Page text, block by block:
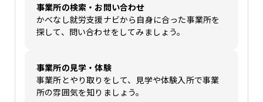
事業所の検索・お問い合わせ
かべなし就労支援ナビから自身に合った事業所を
探して、問い合わせをしてみましょう。
事業所の見学・体験
事業所とやり取りをして、見学や体験入所で事業
所の雰囲気を知りましょう。